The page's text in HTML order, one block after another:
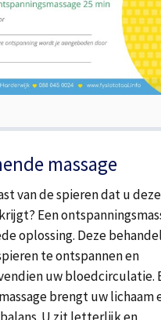
massage
van de spieren dat u
Een
oplossing. Deze
te ontspannen en
uw bloedcirculatie.
brengt uw lichaam